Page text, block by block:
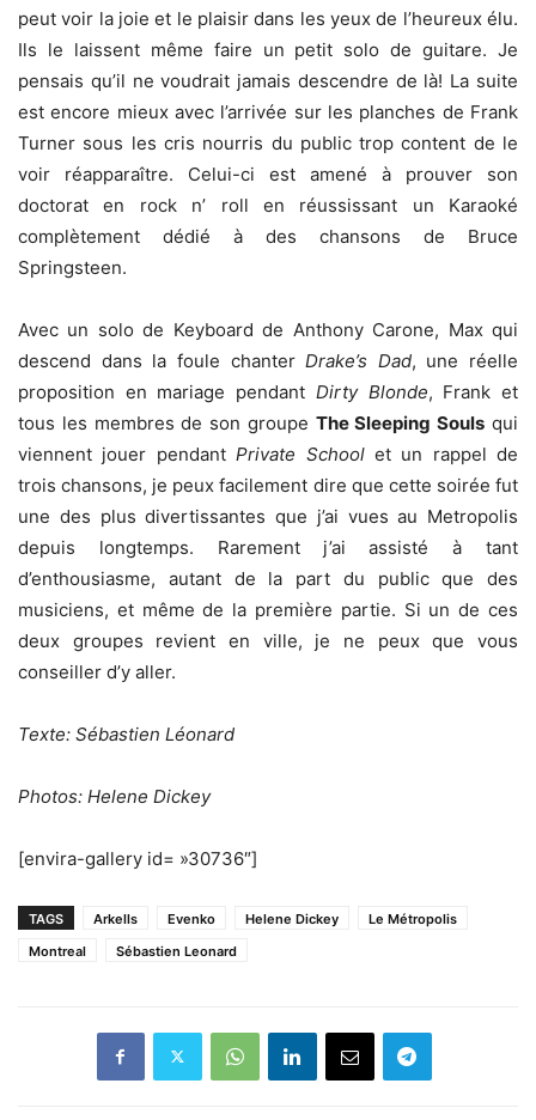
peut voir la joie et le plaisir dans les yeux de l’heureux élu.
Ils le laissent même faire un petit solo de guitare. Je
pensais qu’il ne voudrait jamais descendre de là! La suite
est encore mieux avec l’arrivée sur les planches de Frank
Turner sous les cris nourris du public trop content de le
voir réapparaître. Celui-ci est amené à prouver son
doctorat en rock n’ roll en réussissant un Karaoké
complètement dédié à des chansons de Bruce
Springsteen.
Avec un solo de Keyboard de Anthony Carone, Max qui
descend dans la foule chanterDrake’s Dad, une réelle
proposition en mariage pendant Dirty Blonde, Frank et
tous les membres de son groupe The Sleeping Souls qui
viennent jouer pendantPrivate Schoolet un rappel de
trois chansons, je peux facilement dire que cette soirée fut
une des plus divertissantes que j’ai vues au Metropolis
depuis longtemps. Rarement j’ai assisté à tant
d’enthousiasme, autant de la part du public que des
musiciens, et même de la première partie. Si un de ces
deux groupes revient en ville, je ne peux que vous
conseiller d’y aller.
Texte: Sébastien Léonard
Photos: Helene Dickey
[envira-gallery id= »30736″]
TAGS Arkells Evenko Helene Dickey
Le Métropolis
Montreal
Sébastien Leonard